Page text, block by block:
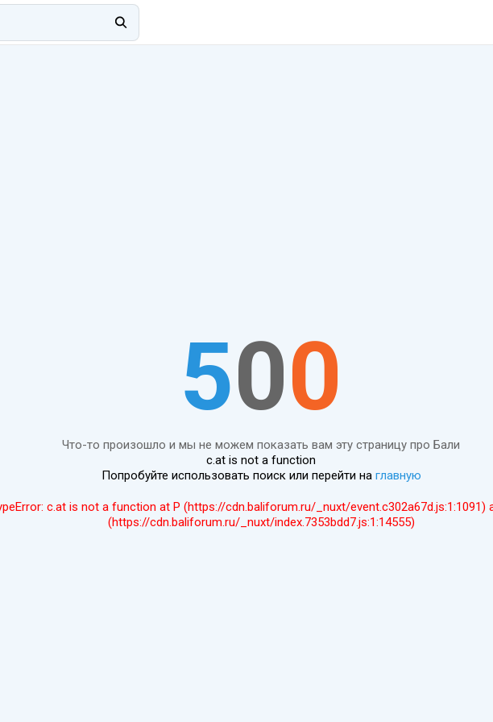
500
Что-то произошло и мы не можем показать вам эту страницу про Бали
c.at is not a function
Попробуйте использовать поиск или перейти на главную
c.at is not a function at P (https://cdn.baliforum.ru/_nuxt/event.c302a67d.js:1:1091)
(https://cdn.baliforum.ru/_nuxt/index.7353bdd7.js:1:14555)